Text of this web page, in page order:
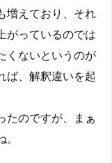
増えており、それ
がっているのでは
くないというのが
ば、解釈違いを起
たのですが、まぁ